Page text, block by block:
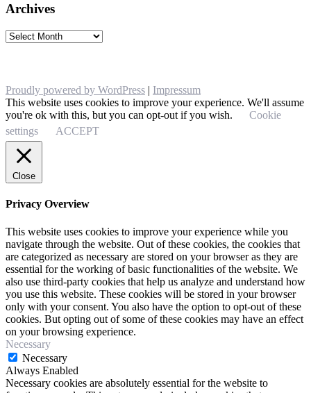
Archives
Archives
Proudly powered by WordPress | Impressum
This website uses cookies to improve your experience. We'll assume
you're ok with this, but you can opt-out if you wish.
Cookie
settings
ACCEPT
Close
Privacy Overview
This website uses cookies to improve your experience while you
navigate through the website. Out of these cookies, the cookies that
are categorized as necessary are stored on your browser as they are
essential for the working of basic functionalities of the website. We
also use third-party cookies that help us analyze and understand how
you use this website. These cookies will be stored in your browser
only with your consent. You also have the option to opt-out of these
cookies. But opting out of some of these cookies may have an effect
on your browsing experience.
Necessary
Necessary
Always Enabled
Necessary cookies are absolutely essential for the website to